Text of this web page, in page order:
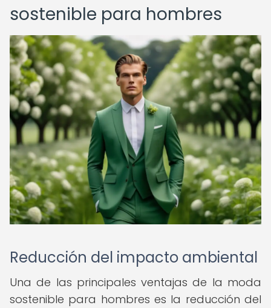
sostenible para hombres
Reducción del impacto ambiental
Una de las principales ventajas de la moda
sostenible para hombres es la reducción del